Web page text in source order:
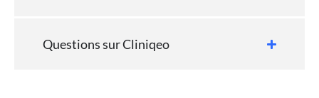
Questions sur Cliniqeo